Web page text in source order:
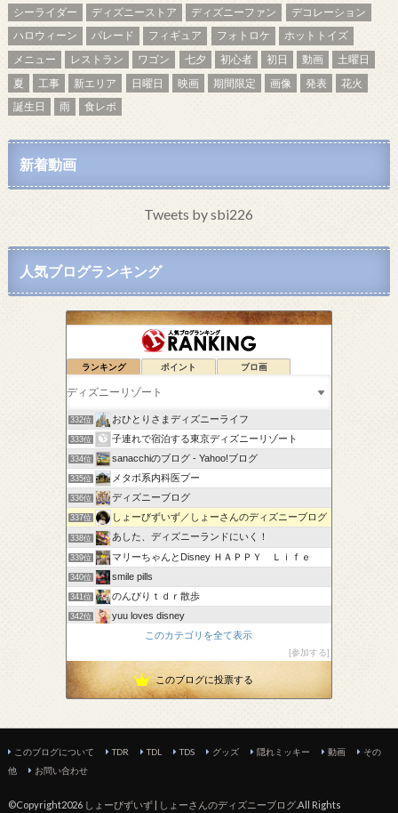
シーライダー
ディズニーストア ディズニーファン
デコレーション
ハロウィーン
パレード フィギュア フォトロケ
ホットトイズ
メニュー
レストラン ワゴン 七夕 初心者 初日 動画
土曜日
夏
工事 新エリア 日曜日 映画 期間限定 画像 発表
花火
誕生日
雨 食レポ
新着動画
Tweets by sbi226
人気ブログランキング
ランキング ポイント ブロ画
331位 みーたん主婦のコスパ大好き日記
332位 おひとりさまディズニーライフ
333位 子連れで宿泊する東京ディズニーリゾート
334位 sanacchiのブログ - Yahoo!ブログ
335位 メタボ系内科医プー
336位 ディズニーブログ
337位 しょーびずいず／しょーさんのディズニーブログ
338位 あした、ディズニーランドにいく！
339位 マリーちゃんとDisney ＨＡＰＰＹ Ｌｉｆｅ
340位 smile pills
341位 のんびりｔｄｒ散歩
342位 yuu loves disney
I Love Disney
ディズニー初心者うたのミニーちゃん愛ブログ
このカテゴリを全て表示
参加する
このブログに投票する
このブログについて TDR TDL TDS グッズ 隠れミッキー 動画
その
他
お問い合わせ
©Copyright2026 しょーびずいず | しょーさんのディズニーブログ.All Rights